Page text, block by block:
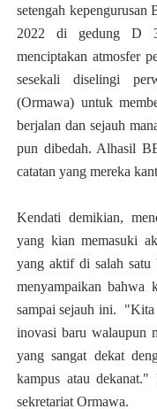
setengah kepengurusan
2022 di gedung D
menciptakan atmosfer
sesekali diselingi
(Ormawa) untuk
berjalan dan sejauh
pun dibedah. Alhasil
catatan yang mereka
Kendati demikian,
yang kian memasuki
yang aktif di salah
menyampaikan
sampai sejauh ini.
inovasi baru walaupun
yang sangat dekat
kampus atau
sekretariat Ormawa.